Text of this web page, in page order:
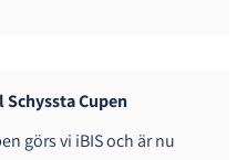
Cupen
görs vi iBIS och är nu